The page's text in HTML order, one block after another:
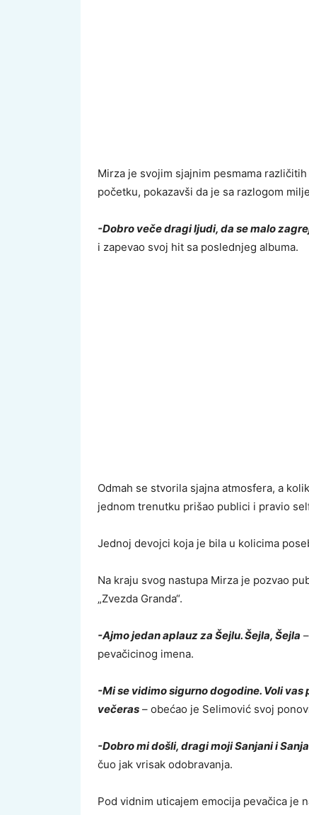
Mirza je svojim sjajnim pesmama
početku, pokazavši da je sa razlogom
-Dobro veče dragi ljudi, da se malo
i zapevao svoj hit sa poslednjeg albuma.
Odmah se stvorila sjajna atmosfera, a
jednom trenutku prišao publici i pravio
Jednoj devojci koja je bila u kolicima
Na kraju svog nastupa Mirza je pozvao
„Zvezda Granda“.
-Ajmo jedan aplauz za Šejlu. Šejla, Šejla
pevačicinog imena.
-Mi se vidimo sigurno dogodine. Voli
večeras – obećao je Selimović svoj
-Dobro mi došli, dragi moji Sanjani i
čuo jak vrisak odobravanja.
Pod vidnim uticajem emocija pevačica je